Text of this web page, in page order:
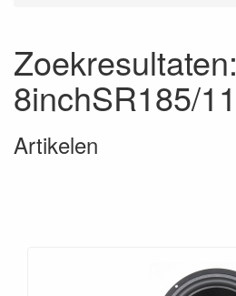
Zoekresultaten:
8inchSR185/11
Artikelen